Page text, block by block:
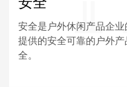
安全是户外休闲产品企
提供的安全可靠的户外
全。